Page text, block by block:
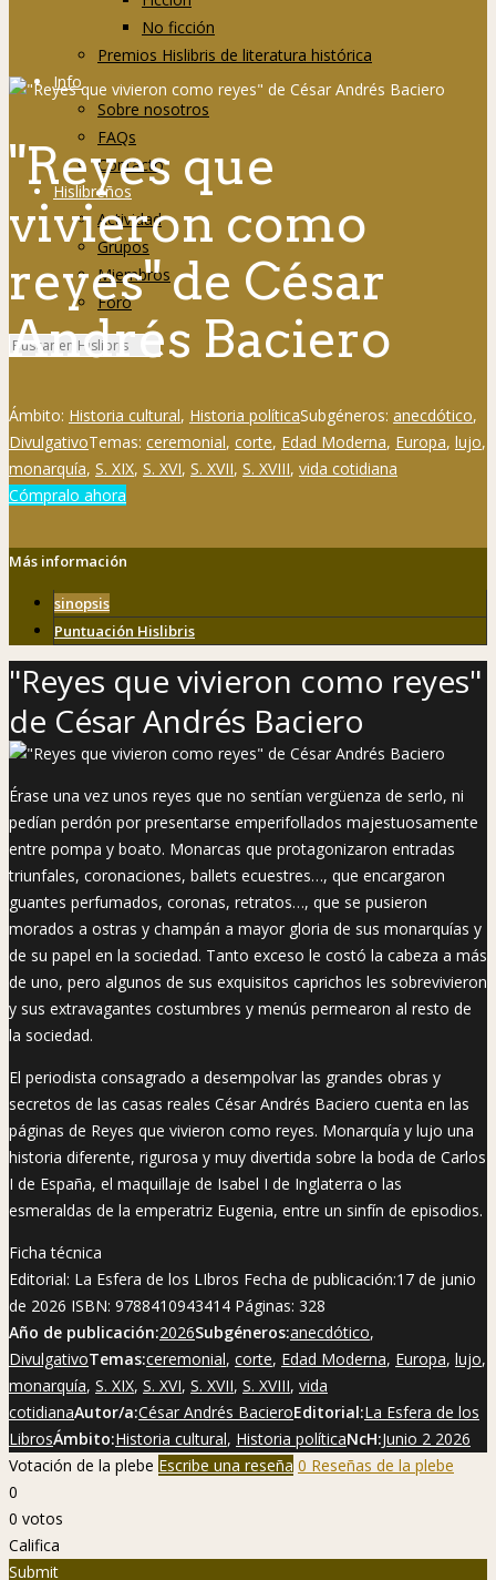
No ficción
Premios Hislibris de literatura histórica
Info
Sobre nosotros
FAQs
Contacto
Hislibreños
Actividad
Grupos
Miembros
Foro
"Reyes que
vivieron como
reyes" de César
Andrés Baciero
Ámbito: Historia cultural, Historia políticaSubgéneros: anecdótico,
DivulgativoTemas: ceremonial, corte, Edad Moderna, Europa, lujo,
monarquía, S. XIX, S. XVI, S. XVII, S. XVIII, vida cotidiana
Cómpralo ahora
Más información
sinopsis
Puntuación Hislibris
"Reyes que vivieron como reyes"
de César Andrés Baciero
Érase una vez unos reyes que no sentían vergüenza de serlo, ni
pedían perdón por presentarse emperifollados majestuosamente
entre pompa y boato. Monarcas que protagonizaron entradas
triunfales, coronaciones, ballets ecuestres…, que encargaron
guantes perfumados, coronas, retratos…, que se pusieron
morados a ostras y champán a mayor gloria de sus monarquías y
de su papel en la sociedad. Tanto exceso le costó la cabeza a más
de uno, pero algunos de sus exquisitos caprichos les sobrevivieron
y sus extravagantes costumbres y menús permearon al resto de
la sociedad.
El periodista consagrado a desempolvar las grandes obras y
secretos de las casas reales César Andrés Baciero cuenta en las
páginas de Reyes que vivieron como reyes. Monarquía y lujo una
historia diferente, rigurosa y muy divertida sobre la boda de Carlos
I de España, el maquillaje de Isabel I de Inglaterra o las
esmeraldas de la emperatriz Eugenia, entre un sinfín de episodios.
Ficha técnica
Editorial: La Esfera de los LIbros Fecha de publicación:17 de junio
de 2026 ISBN: 9788410943414 Páginas: 328
Año de publicación:2026Subgéneros:anecdótico,
DivulgativoTemas:ceremonial, corte, Edad Moderna, Europa, lujo,
monarquía, S. XIX, S. XVI, S. XVII, S. XVIII, vida
cotidianaAutor/a:César Andrés BacieroEditorial:La Esfera de los
LibrosÁmbito:Historia cultural, Historia políticaNcH:Junio 2 2026
Votación de la plebe Escribe una reseña 0 Reseñas de la plebe
0
0 votos
Califica
Submit